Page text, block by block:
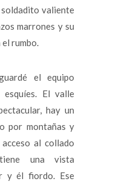
valiente
marrones y su
el rumbo.
el equipo
El valle
hay un
por montañas y
al collado
una vista
y él fiordo. Ese